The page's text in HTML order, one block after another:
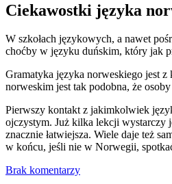
Ciekawostki języka
W szkołach językowych, a nawet
choćby w języku duńskim, który jak
Gramatyka języka norweskiego jest
norweskim jest tak podobna, że
Pierwszy kontakt z jakimkolwiek
ojczystym. Już kilka lekcji wystarczy
znacznie łatwiejsza. Wiele daje też
w końcu, jeśli nie w Norwegii,
Brak komentarzy